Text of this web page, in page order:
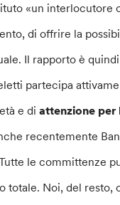
«un interlocutore
di offrire la
Il rapporto è
partecipa
e diattenzione
recentemente
le committenze
totale. Noi, del resto,